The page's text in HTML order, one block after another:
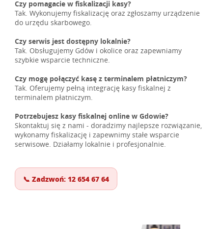
Czy pomagacie w fiskalizacji kasy?
Tak. Wykonujemy fiskalizację oraz zgłoszamy urządzenie
do urzędu skarbowego.
Czy serwis jest dostępny lokalnie?
Tak. Obsługujemy Gdów i okolice oraz zapewniamy
szybkie wsparcie techniczne.
Czy mogę połączyć kasę z terminalem płatniczym?
Tak. Oferujemy pełną integrację kasy fiskalnej z
terminalem płatniczym.
Potrzebujesz kasy fiskalnej online w Gdowie?
Skontaktuj się z nami - doradzimy najlepsze rozwiązanie,
wykonamy fiskalizację i zapewnimy stałe wsparcie
serwisowe. Działamy lokalnie i profesjonalnie.
📞 Zadzwoń: 12 654 67 64